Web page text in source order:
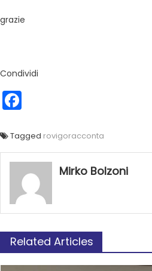
grazie
Condividi
Tagged rovigoracconta
Mirko Bolzoni
Related Articles